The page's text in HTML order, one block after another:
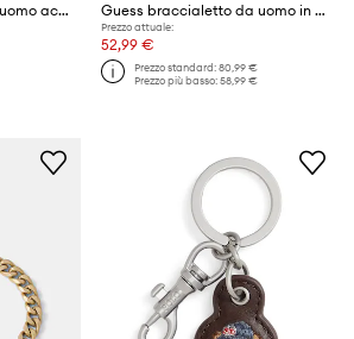
Guess Braccialetto da uomo acciaio inossidabile 4G FRONTIERS Guess braccialetto da uomo in acciaio inossidabile 4G FRONTIERS
Prezzo attuale:
52,99 €
Prezzo standard:80,99 €
Prezzo più basso:58,99 €